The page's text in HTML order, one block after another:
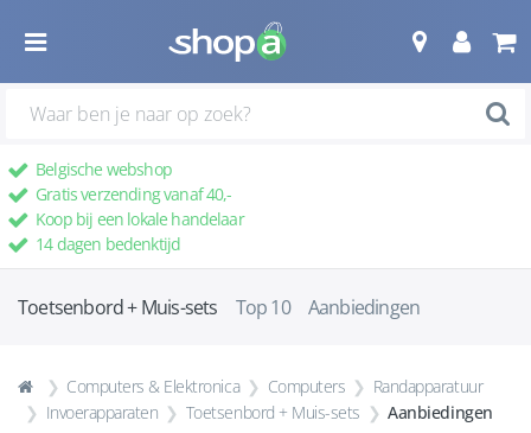
Belgische webshop
Gratis verzending vanaf 40,-
Koop bij een lokale handelaar
14 dagen bedenktijd
Toetsenbord + Muis-sets Top 10 Aanbiedingen
Computers & Elektronica Computers
Randapparatuur
Invoerapparaten
Toetsenbord + Muis-sets Aanbiedingen